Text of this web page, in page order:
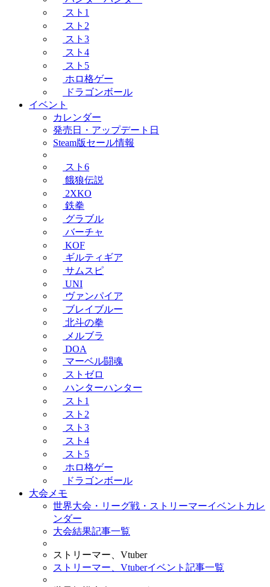
スト1
スト2
スト3
スト4
スト5
ホロ格ゲー
ドラゴンボール
イベント
カレンダー
発売日・アップデート日
Steam版セール情報
スト6
餓狼伝説
2XKO
鉄拳
グラブル
バーチャ
KOF
ギルティギア
サムスピ
UNI
ヴァンパイア
ブレイブルー
北斗の拳
メルブラ
DOA
マーベル闘魂
ストゼロ
ハンターハンター
スト1
スト2
スト3
スト4
スト5
ホロ格ゲー
ドラゴンボール
大会メモ
世界大会・リーグ戦・ストリーマーイベントカレ
ンダー
大会結果記事一覧
ストリーマー、Vtuber
ストリーマー、Vtuberイベント記事一覧